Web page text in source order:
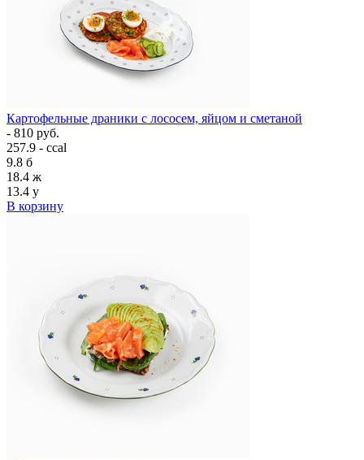
Картофельные драники с лососем, яйцом и сметаной
- 810 руб.
257.9 - ccal
9.8 б
18.4 ж
13.4 у
В корзину